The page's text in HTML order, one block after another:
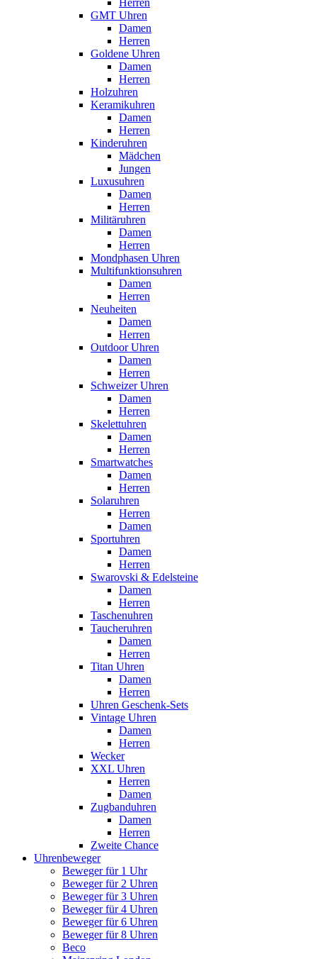
Herren
GMT Uhren
Damen
Herren
Goldene Uhren
Damen
Herren
Holzuhren
Keramikuhren
Damen
Herren
Kinderuhren
Mädchen
Jungen
Luxusuhren
Damen
Herren
Militäruhren
Damen
Herren
Mondphasen Uhren
Multifunktionsuhren
Damen
Herren
Neuheiten
Damen
Herren
Outdoor Uhren
Damen
Herren
Schweizer Uhren
Damen
Herren
Skelettuhren
Damen
Herren
Smartwatches
Damen
Herren
Solaruhren
Herren
Damen
Sportuhren
Damen
Herren
Swarovski & Edelsteine
Damen
Herren
Taschenuhren
Taucheruhren
Damen
Herren
Titan Uhren
Damen
Herren
Uhren Geschenk-Sets
Vintage Uhren
Damen
Herren
Wecker
XXL Uhren
Herren
Damen
Zugbanduhren
Damen
Herren
Zweite Chance
Uhrenbeweger
Beweger für 1 Uhr
Beweger für 2 Uhren
Beweger für 3 Uhren
Beweger für 4 Uhren
Beweger für 6 Uhren
Beweger für 8 Uhren
Beco